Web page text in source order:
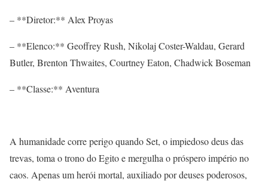
– **Diretor:** Alex Proyas
– **Elenco:** Geoffrey Rush, Nikolaj Coster-Waldau, Gerard
Butler, Brenton Thwaites, Courtney Eaton, Chadwick Boseman
– **Classe:** Aventura
A humanidade corre perigo quando Set, o impiedoso deus das
trevas, toma o trono do Egito e mergulha o próspero império no
caos. Apenas um herói mortal, auxiliado por deuses poderosos,